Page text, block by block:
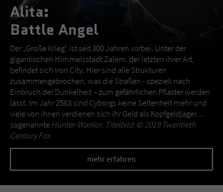
Alita:
Battle Angel
Der „Große Krieg“ ist seit 300 Jahren vorbei. Unter der
gigantischen Himmelsstadt Zalem, der letzten ihrer Art,
befindet sich Iron City. Hier sind alle Strukturen
zusammengebrochen, was die Straßen - speziell nach
Einbruch der Dunkelheit – zum gefährlichen Pflaster werden
lässt. Im Jahr 2563 sind Cyborgs keine Seltenheit mehr und
viele von ihnen verdienen sich ihr Geld als Kopfgeldjäger…
sogenannte Hunter-Warrior. Titelbild: © 2019 Twentieth
Century Fox
mehr erfahren